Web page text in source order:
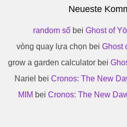
Neueste
random sốbei Ghost of
vòng quay lựa chọn bei Ghost
grow a garden calculatorbei
Nariel bei Cronos: The New
MIM bei Cronos: The New